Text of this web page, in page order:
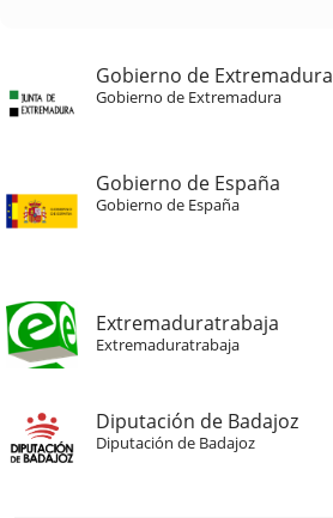
Gobierno de Extremadura
Gobierno de Extremadura
Gobierno de España
Gobierno de España
Extremaduratrabaja
Extremaduratrabaja
Diputación de Badajoz
Diputación de Badajoz